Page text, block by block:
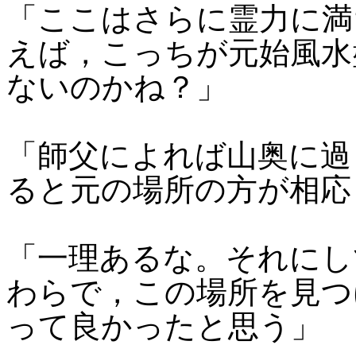
「ここはさらに霊力に
えば，こっちが元始風
ないのかね？」
「師父によれば山奥に
ると元の場所の方が相
「一理あるな。それに
わらで，この場所を見
って良かったと思う」